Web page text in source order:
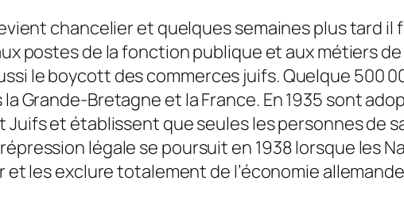
chancelier et quelques semaines plus tard
postes de la fonction publique et aux métiers
le boycott des commerces juifs. Quelque 500
Grande-Bretagne et la France. En 1935 sont
Juifs et établissent que seules les personnes de
légale se poursuit en 1938 lorsque les
et les exclure totalement de l’économie